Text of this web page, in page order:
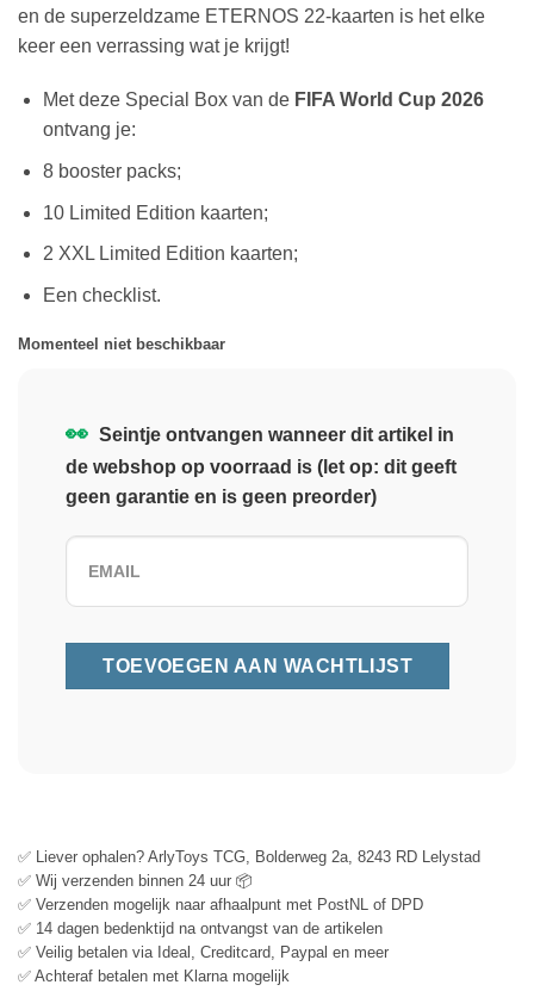
en de superzeldzame ETERNOS 22-kaarten is het elke
keer een verrassing wat je krijgt!
Met deze Special Box van de FIFA World Cup 2026
ontvang je:
8 booster packs;
10 Limited Edition kaarten;
2 XXL Limited Edition kaarten;
Een checklist.
Momenteel niet beschikbaar
👀 Seintje ontvangen wanneer dit artikel in
de webshop op voorraad is (let op: dit geeft
geen garantie en is geen preorder)
✅ Liever ophalen? ArlyToys TCG, Bolderweg 2a, 8243 RD Lelystad
✅ Wij verzenden binnen 24 uur 📦
✅ Verzenden mogelijk naar afhaalpunt met PostNL of DPD
✅ 14 dagen bedenktijd na ontvangst van de artikelen
✅ Veilig betalen via Ideal, Creditcard, Paypal en meer
✅ Achteraf betalen met Klarna mogelijk